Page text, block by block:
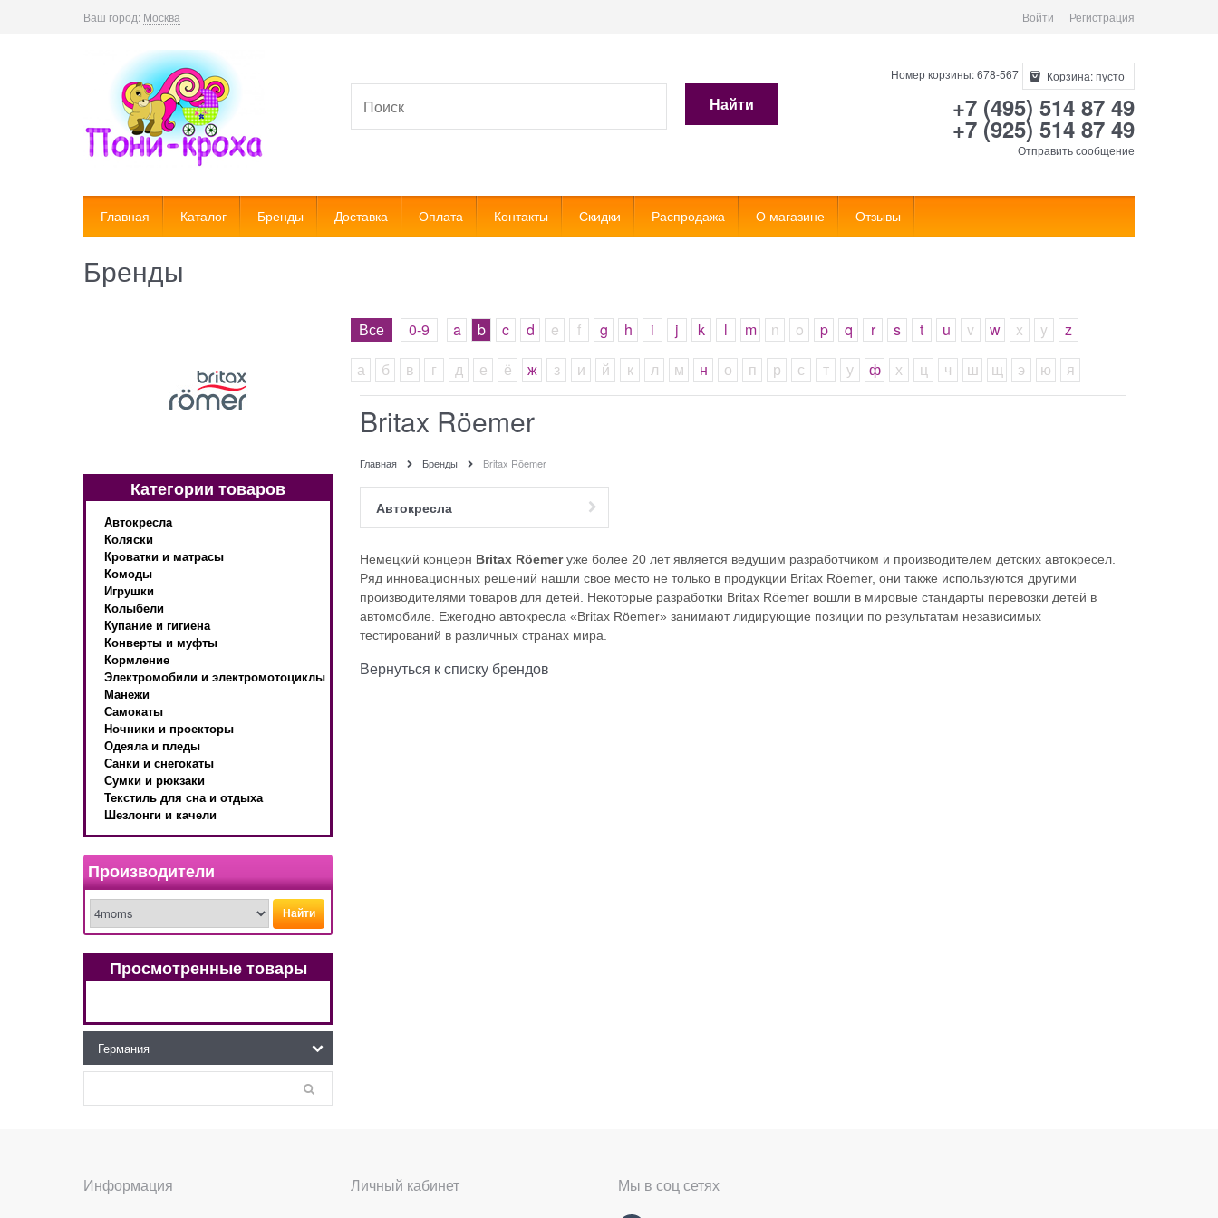
Ваш город: Москва Войти Регистрация
Найти
Номер корзины: 678-567 Корзина:пусто
+7 (495) 514 87 49
+7 (925) 514 87 49
Отправить сообщение
Главная Каталог Бренды Доставка Оплата Контакты Скидки Распродажа О магазине Отзывы
Бренды
Категории товаров
Автокресла
Коляски
Кроватки и матрасы
Комоды
Игрушки
Колыбели
Купание и гигиена
Конверты и муфты
Кормление
Электромобили и электромотоциклы
Манежи
Самокаты
Ночники и проекторы
Одеяла и пледы
Санки и снегокаты
Сумки и рюкзаки
Текстиль для сна и отдыха
Шезлонги и качели
Производители
Найти
Просмотренные товары
Все 0-9 a b c d e f g h i j k l m n o p q r s t u v w x y
z
а
б в г д е ё ж з и й к л м н о п р с т у ф х ц ч ш щ э ю я
Britax Röemer
Главная Бренды Britax Röemer
Автокресла
Немецкий концерн Britax Röemerуже более 20 лет является ведущим разработчиком и производителем детских автокресел.
Ряд инновационных решений нашли свое место не только в продукции Britax Röemer, они также используются другими
производителями товаров для детей. Некоторые разработки Britax Röemer вошли в мировые стандарты перевозки детей в
автомобиле. Ежегодно автокресла «Britax Röemer» занимают лидирующие позиции по результатам независимых
тестирований в различных странах мира.
Вернуться к списку брендов
Информация Личный кабинет Мы в соц сетях